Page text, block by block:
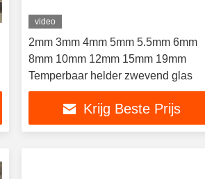
video
2mm 3mm 4mm 5mm 5.5mm 6mm
8mm 10mm 12mm 15mm 19mm
Temperbaar helder zwevend glas
Krijg Beste Prijs